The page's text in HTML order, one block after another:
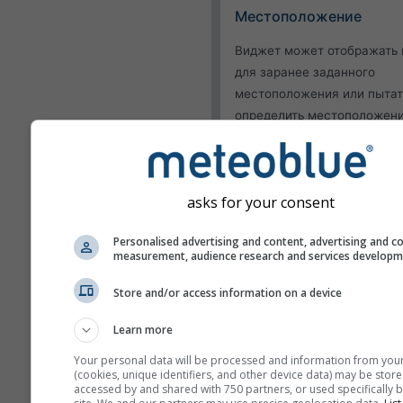
Местоположение
Виджет может отображать
для заранее заданного
местоположения или
определить
Использовать
местоположение
Определить
влажность
asks for your consent
Personalised advertising and content, advertising and
measurement, audience research and services
Store and/or access information on a device
Learn more
Your personal data will be processed and information from
(cookies, unique identifiers, and other device data) may be
accessed by and shared with 750 partners, or used specifically